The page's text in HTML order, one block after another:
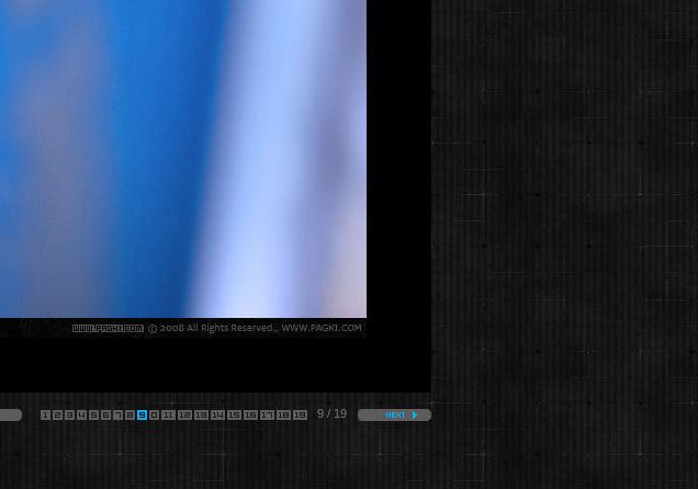
9 / 19